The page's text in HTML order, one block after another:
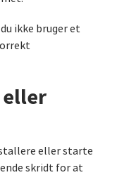
ikke bruger et
eller starte
skridt for at